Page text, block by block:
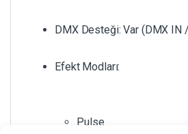
DMX Desteği: Var (DMX IN
Efekt Modları:
Pulse